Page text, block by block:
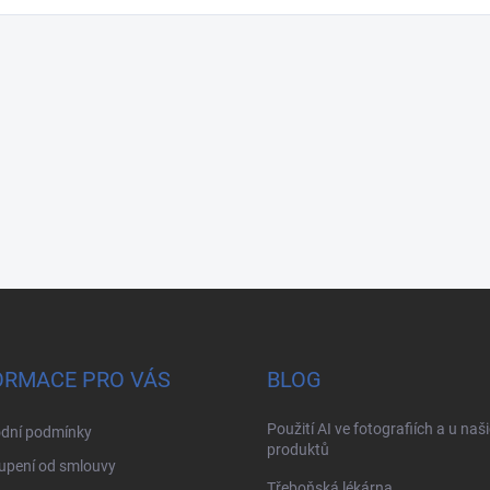
PRO VÁS
podmínky
od smlouvy
BLOG
Použití AI ve fotografiích a u
produktů